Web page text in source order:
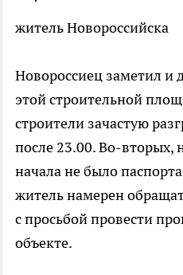
житель Новороссийска
Новороссиец заметил и
этой строительной
строители зачастую
после 23.00. Во-вторых,
начала не было
житель намерен
с просьбой провести
объекте.